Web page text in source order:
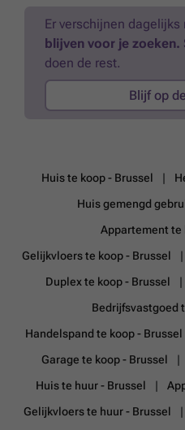
bereikbaarheid
informatie of een vrijblijvend
Er verschijnen
blijven voor je zoeken.
doen de rest.
Blijf op
Huis te koop - Brussel
Huis gemengd
Appartement te
Gelijkvloers te koop - Brussel
Duplex te koop - Brussel
Bedrijfsvastgoed
Handelspand te koop - Brussel
Garage te koop - Brussel
Huis te huur - Brussel
Gelijkvloers te huur - Brussel